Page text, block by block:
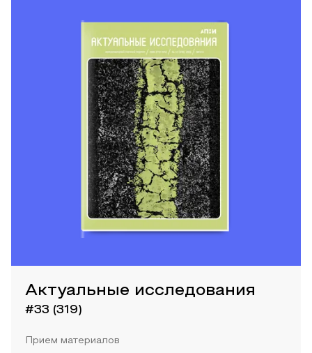
Актуальные исследования
#33 (319)
Прием материалов